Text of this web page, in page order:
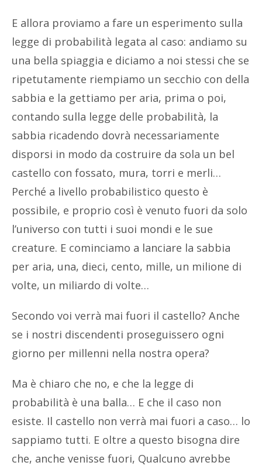
E allora proviamo a fare un esperimento sulla
legge di probabilità legata al caso: andiamo su
una bella spiaggia e diciamo a noi stessi che se
ripetutamente riempiamo un secchio con della
sabbia e la gettiamo per aria, prima o poi,
contando sulla legge delle probabilità, la
sabbia ricadendo dovrà necessariamente
disporsi in modo da costruire da sola un bel
castello con fossato, mura, torri e merli…
Perché a livello probabilistico questo è
possibile, e proprio così è venuto fuori da solo
l’universo con tutti i suoi mondi e le sue
creature. E cominciamo a lanciare la sabbia
per aria, una, dieci, cento, mille, un milione di
volte, un miliardo di volte…
Secondo voi verrà mai fuori il castello? Anche
se i nostri discendenti proseguissero ogni
giorno per millenni nella nostra opera?
Ma è chiaro che no, e che la legge di
probabilità è una balla… E che il caso non
esiste. Il castello non verrà mai fuori a caso… lo
sappiamo tutti. E oltre a questo bisogna dire
che, anche venisse fuori, Qualcuno avrebbe